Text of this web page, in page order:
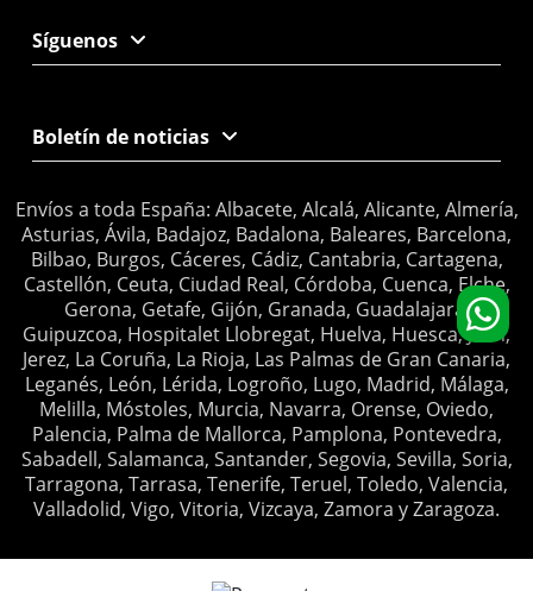
Síguenos
Boletín de noticias
Envíos a toda España: Albacete, Alcalá, Alicante, Almería,
Asturias, Ávila, Badajoz, Badalona, Baleares, Barcelona,
Bilbao, Burgos, Cáceres, Cádiz, Cantabria, Cartagena,
Castellón, Ceuta, Ciudad Real, Córdoba, Cuenca, Elche,
Gerona, Getafe, Gijón, Granada, Guadalajara,
Guipuzcoa, Hospitalet Llobregat, Huelva, Huesca, Jaén,
Jerez, La Coruña, La Rioja, Las Palmas de Gran Canaria,
Leganés, León, Lérida, Logroño, Lugo, Madrid, Málaga,
Melilla, Móstoles, Murcia, Navarra, Orense, Oviedo,
Palencia, Palma de Mallorca, Pamplona, Pontevedra,
Sabadell, Salamanca, Santander, Segovia, Sevilla, Soria,
Tarragona, Tarrasa, Tenerife, Teruel, Toledo, Valencia,
Valladolid, Vigo, Vitoria, Vizcaya, Zamora y Zaragoza.